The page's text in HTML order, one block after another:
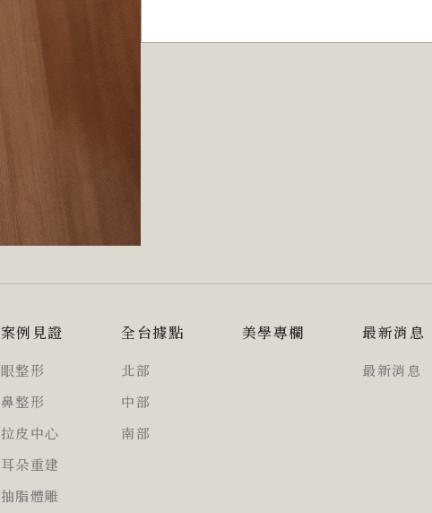
案例見證
眼整形
鼻整形
拉皮中心
耳朵重建
抽脂體雕
全台據點
北部
中部
南部
美學專欄 最新消息
最新消息